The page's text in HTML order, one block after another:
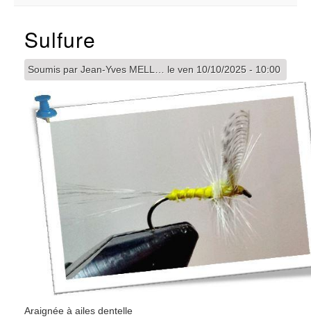
Sulfure
Soumis par Jean-Yves MELL… le ven 10/10/2025 - 10:00
Araignée à ailes dentelle